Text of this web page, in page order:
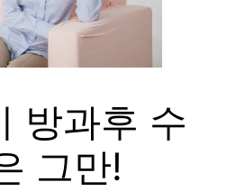
방과후 수
그만!